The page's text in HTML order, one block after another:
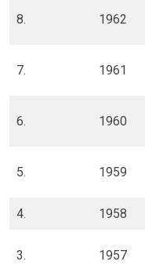
8.​ ​1962
7.​ ​1961
​6. ​1960
5.​ ​1959
4.​ ​1958
3.​ ​1957